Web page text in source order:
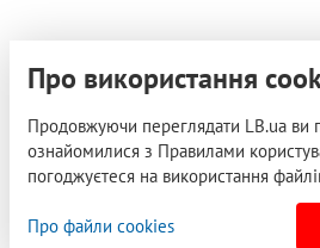
Про використання
Продовжуючи переглядати LB.ua ви
ознайомилися з Правилами
погоджуєтеся на використання
Про файли cookies